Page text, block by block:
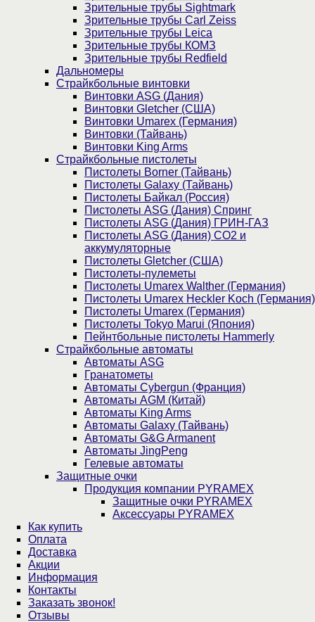
Зрительные трубы Sightmark
Зрительные трубы Carl Zeiss
Зрительные трубы Leica
Зрительные трубы КОМЗ
Зрительные трубы Redfield
Дальномеры
Страйкбольные винтовки
Винтовки ASG (Дания)
Винтовки Gletcher (США)
Винтовки Umarex (Германия)
Винтовки (Тайвань)
Винтовки King Arms
Страйкбольные пистолеты
Пистолеты Borner (Тайвань)
Пистолеты Galaxy (Тайвань)
Пистолеты Байкал (Россия)
Пистолеты ASG (Дания) Спринг
Пистолеты ASG (Дания) ГРИН-ГАЗ
Пистолеты ASG (Дания) CO2 и
аккумуляторные
Пистолеты Gletcher (США)
Пистолеты-пулеметы
Пистолеты Umarex Walther (Германия)
Пистолеты Umarex Heckler Koch (Германия)
Пистолеты Umarex (Германия)
Пистолеты Tokyo Marui (Япония)
Пейнтбольные пистолеты Hammerly
Страйкбольные автоматы
Автоматы ASG
Гранатометы
Автоматы Cybergun (Франция)
Автоматы AGM (Китай)
Автоматы King Arms
Автоматы Galaxy (Тайвань)
Автоматы G&G Armanent
Автоматы JingPeng
Гелевые автоматы
Защитные очки
Продукция компании PYRAMEX
Защитные очки PYRAMEX
Аксессуары PYRAMEX
Как купить
Оплата
Доставка
Акции
Информация
Контакты
Заказать звонок!
Отзывы